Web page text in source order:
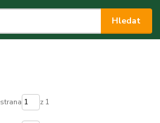
Hledat
strana z 1